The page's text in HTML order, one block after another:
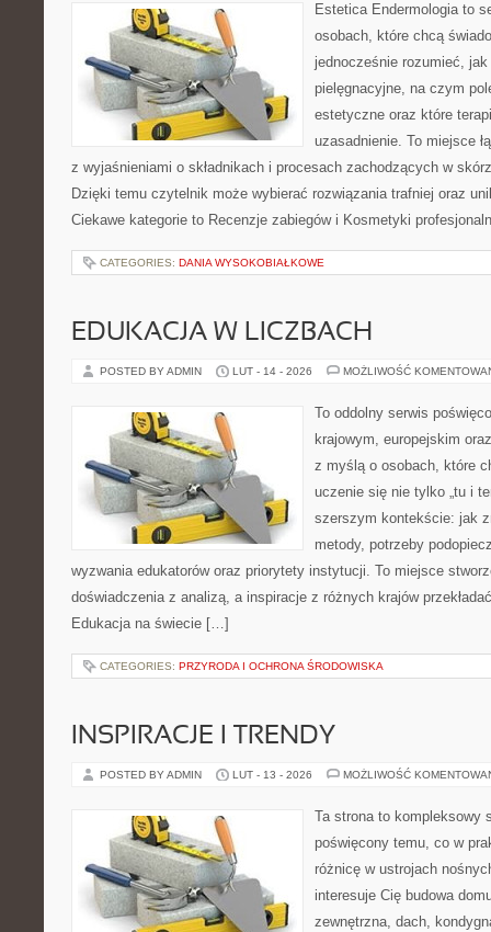
Estetica Endermologia to
osobach, które chcą
jednocześnie rozumieć, jak
pielęgnacyjne, na czym
estetyczne oraz które
uzasadnienie. To miejsce
z wyjaśnieniami o składnikach i procesach zachodzących w
Dzięki temu czytelnik może wybierać rozwiązania trafniej oraz
Ciekawe kategorie to Recenzje zabiegów i Kosmetyki
CATEGORIES: DANIA WYSOKOBIAŁKOWE
EDUKACJA W LICZBACH
POSTED BY ADMIN LUT - 14 - 2026 MOŻLIWOŚĆ
To oddolny serwis
krajowym, europejskim
z myślą o osobach, które
uczenie się nie tylko „tu i
szerszym kontekście: jak
metody, potrzeby
wyzwania edukatorów oraz priorytety instytucji. To miejsce
doświadczenia z analizą, a inspiracje z różnych krajów
Edukacja na świecie […]
CATEGORIES: PRZYRODA I OCHRONA ŚRODOWISKA
INSPIRACJE I TRENDY
POSTED BY ADMIN LUT - 13 - 2026 MOŻLIWOŚĆ
Ta strona to kompleksowy
poświęcony temu, co w
różnicę w ustrojach
interesuje Cię budowa
zewnętrzna, dach,